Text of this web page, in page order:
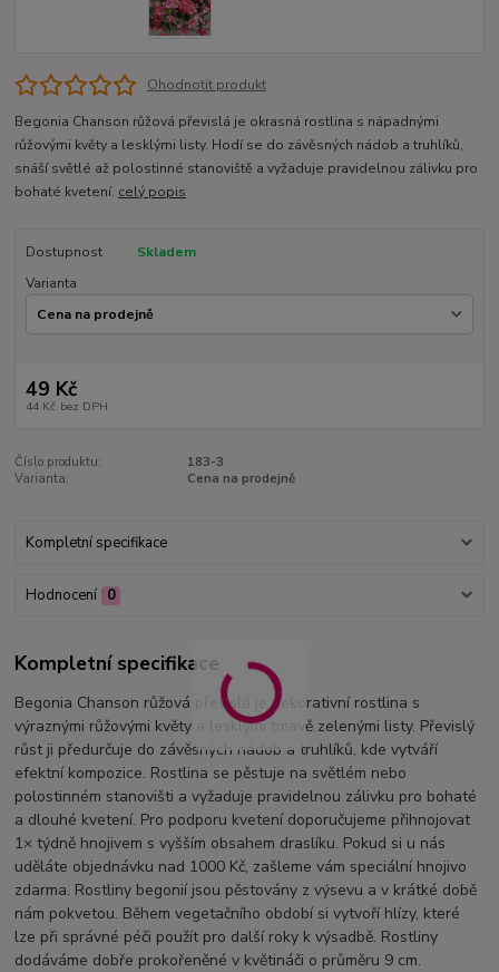
Ohodnotit produkt
Begonia Chanson růžová převislá je okrasná rostlina s nápadnými
růžovými květy a lesklými listy. Hodí se do závěsných nádob a truhlíků,
snáší světlé až polostinné stanoviště a vyžaduje pravidelnou zálivku pro
bohaté kvetení. celý popis
Dostupnost
Skladem
Varianta
49 Kč
44 Kč bez DPH
Číslo produktu:
183-3
Varianta:
Cena na prodejně
Kompletní specifikace
Hodnocení 0
Kompletní specifikace
Begonia Chanson růžová převislá je dekorativní rostlina s
výraznými růžovými květy a lesklými tmavě zelenými listy. Převislý
růst ji předurčuje do závěsných nádob a truhlíků, kde vytváří
efektní kompozice. Rostlina se pěstuje na světlém nebo
polostinném stanovišti a vyžaduje pravidelnou zálivku pro bohaté
a dlouhé kvetení. Pro podporu kvetení doporučujeme přihnojovat
1× týdně hnojivem s vyšším obsahem draslíku. Pokud si u nás
uděláte objednávku nad 1000 Kč, zašleme vám speciální hnojivo
zdarma. Rostliny begonií jsou pěstovány z výsevu a v krátké době
nám pokvetou. Během vegetačního období si vytvoří hlízy, které
lze při správné péči použít pro další roky k výsadbě. Rostliny
dodáváme dobře prokořeněné v květináči o průměru 9 cm.